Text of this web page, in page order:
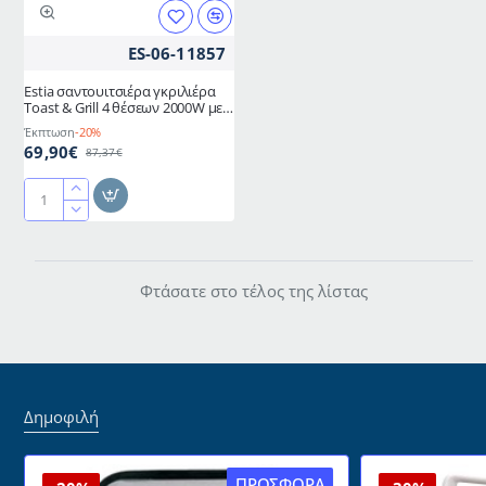
πλάκες
ES-06-11857
Estia σαντουιτσιέρα γκριλιέρα
Toast & Grill 4 θέσεων 2000W με
Αποσπώμενες πλάκες και
θερμοστάτη
Έκπτωση-20%
69,90€ 87,37€
Estia
θέσεων
Αποσπώμενες
και
Φτάσατε στο τέλος της λίστας
Δημοφιλή